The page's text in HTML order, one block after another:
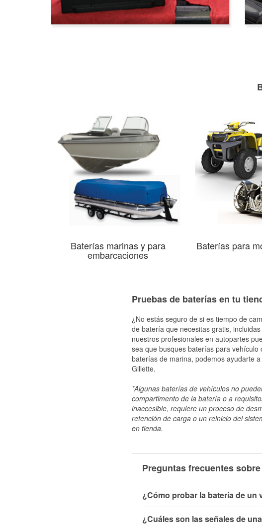
Baterías marinas y para
embarcaciones
Baterías para
Pruebas de baterías en tu
¿No estás seguro de si es tiempo de
de batería que necesitas gratis,
nuestros profesionales en autopartes
sea que busques baterías para
baterías de marina, podemos ayudarte
Gillette.
*Algunas baterías de vehículos no
compartimento de la batería o a
inaccesible, requiere un proceso de
retención de carga o un reinicio del
en tienda.
Preguntas frecuentes
¿Cómo probar la batería de un
¿Cuáles son las señales de